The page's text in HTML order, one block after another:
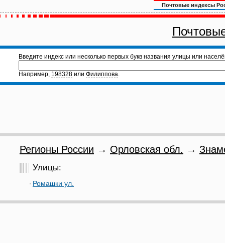
Почтовые индексы
Введите индекс или несколько первых букв названия улицы или
Например, 198328 или Филиппова.
Регионы России → Орловская обл. →
Улицы:
Ромашки ул.